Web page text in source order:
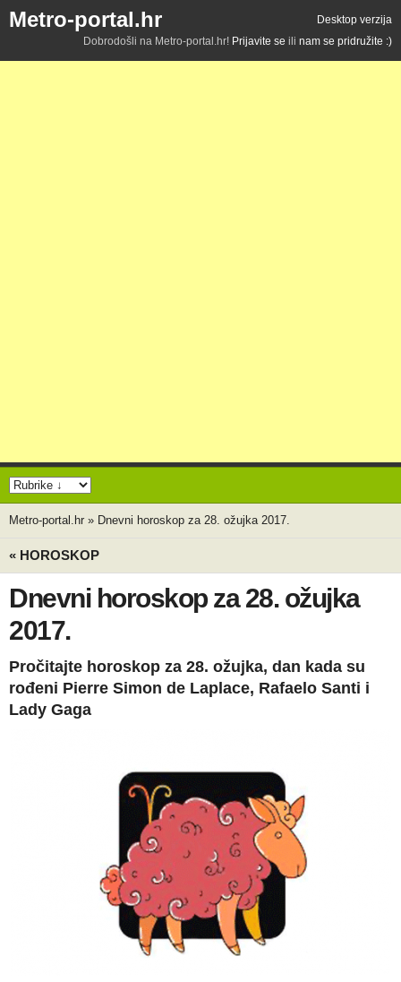
Metro-portal.hr
Desktop verzija
Dobrodošli na Metro-portal.hr! Prijavite se ili nam se pridružite :)
Metro-portal.hr » Dnevni horoskop za 28. ožujka 2017.
« HOROSKOP
Dnevni horoskop za 28. ožujka
2017.
Pročitajte horoskop za 28. ožujka, dan kada su
rođeni Pierre Simon de Laplace, Rafaelo Santi i
Lady Gaga